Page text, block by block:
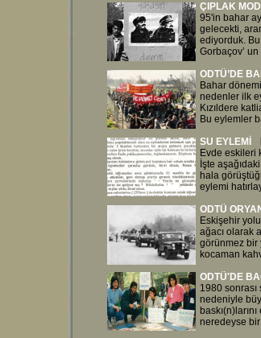
ÇIPLAK
95'in bahar
gelecekti,
ediyorduk.
Gorbaçov’
ODTÜ’DE
Bahar
nedenler ilk
Kızıldere
Bu eylemler
SU EYLEMİ
Evde eskileri
İşte
hala
eylemi
ODTÜ
Eskişehir
ağacı olarak
görünmez bir
kocaman
ODTÜ'DE
1980
nedeniyle
neredeyse